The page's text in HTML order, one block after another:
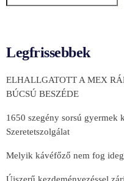
Legfrissebbek
ELHALLGATOTT A MEX
BÚCSÚ BESZÉDE
1650 szegény sorsú gyermek
Szeretetszolgálat
Melyik kávéfőző nem fog
Újszerű kezdeményezéssel